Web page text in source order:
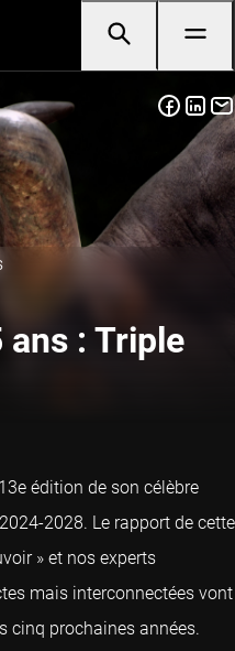
ans : Triple
édition de son célèbre
2028. Le rapport de cette
» et nos experts
mais interconnectées vont
cinq prochaines années.